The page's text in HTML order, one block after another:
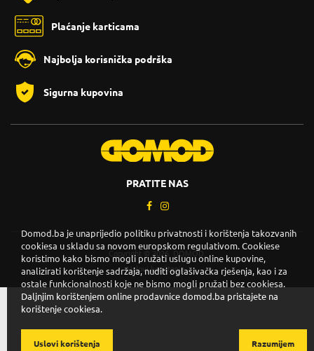
Plaćanje karticama
Najbolja korisnička podrška
Sigurna kupovina
PRATITE NAS
Copyright © 2026. DOMOD.
Uslovi korištenja.
Domod.ba je unaprijedio politiku privatnosti i korištenja takozvanih
cookiesa u skladu sa novom europskom regulativom. Cookiese
koristimo kako bismo mogli pružati uslugu online kupovine,
analizirati korištenje sadržaja, nuditi oglašivačka rješenja, kao i za
ostale funkcionalnosti koje ne bismo mogli pružati bez cookiesa.
Daljnjim korištenjem online prodavnice domod.ba pristajete na
korištenje cookiesa.
Razumijem
Uslovi korištenja